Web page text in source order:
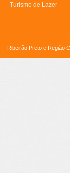
Turismo de Lazer
Ribeirão Preto e Região